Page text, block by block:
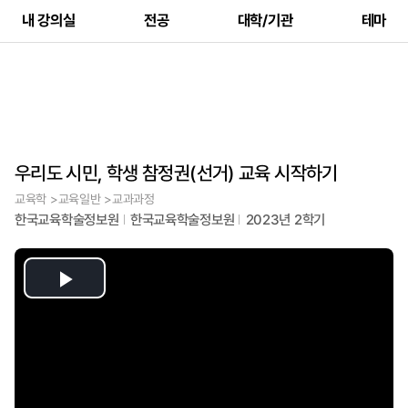
내 강의실 전공 대학/기관 테마
우리도 시민, 학생 참정권(선거) 교육 시작하기
교육학 >교육일반 >교과과정
한국교육학술정보원 한국교육학술정보원 2023년 2학기
Play